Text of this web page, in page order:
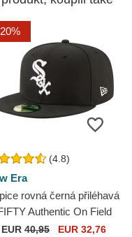
(4.8)
Era
rovná černá přiléhavá
Authentic On Field
Chicago White Sox
EUR 40,95 EUR 32,76